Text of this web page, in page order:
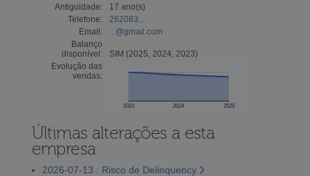
Antiguidade:
17 ano(s)
Telefone:
262083...
Email:
...@gmail.com
Balanço
disponível:
SIM (2025, 2024, 2023)
Evolução das
vendas:
2023 2024 2025
Últimas alterações a esta
empresa
2026-07-13 : Risco de Delinquency